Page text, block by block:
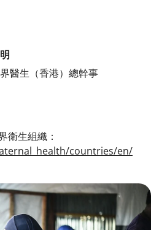
醫生（香港）總幹事
衛生組織：
countries/en/